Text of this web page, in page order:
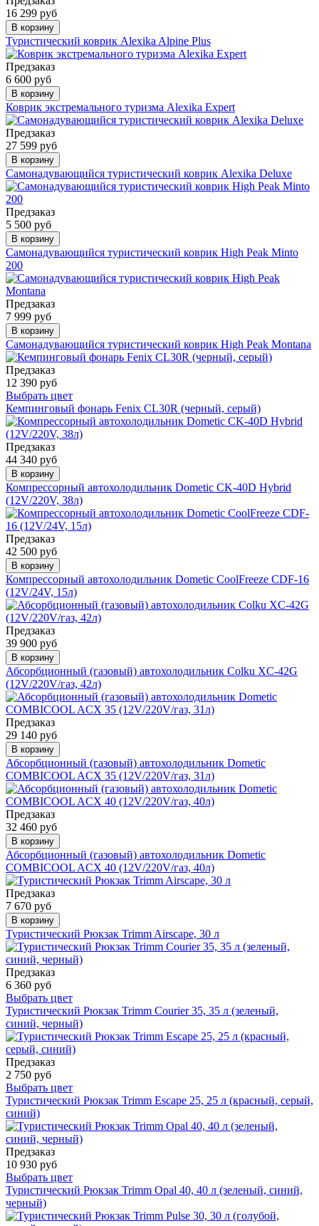
16 299 руб
В корзину
Туристический коврик Alexika Alpine Plus
Предзаказ
6 600 руб
В корзину
Коврик экстремального туризма Alexika Expert
Предзаказ
27 599 руб
В корзину
Самонадувающийся туристический коврик Alexika Deluxe
Предзаказ
5 500 руб
В корзину
Самонадувающийся туристический коврик High Peak Minto
200
Предзаказ
7 999 руб
В корзину
Самонадувающийся туристический коврик High Peak Montana
Предзаказ
12 390 руб
Выбрать цвет
Кемпинговый фонарь Fenix CL30R (черный, серый)
Предзаказ
44 340 руб
В корзину
Компрессорный автохолодильник Dometic CK-40D Hybrid
(12V/220V, 38л)
Предзаказ
42 500 руб
В корзину
Компрессорный автохолодильник Dometic CoolFreeze CDF-16
(12V/24V, 15л)
Предзаказ
39 900 руб
В корзину
Абсорбционный (газовый) автохолодильник Colku XC-42G
(12V/220V/газ, 42л)
Предзаказ
29 140 руб
В корзину
Абсорбционный (газовый) автохолодильник Dometic
COMBICOOL ACX 35 (12V/220V/газ, 31л)
Предзаказ
32 460 руб
В корзину
Абсорбционный (газовый) автохолодильник Dometic
COMBICOOL ACX 40 (12V/220V/газ, 40л)
Предзаказ
7 670 руб
В корзину
Туристический Рюкзак Trimm Airscape, 30 л
Предзаказ
6 360 руб
Выбрать цвет
Туристический Рюкзак Trimm Courier 35, 35 л (зеленый,
синий, черный)
Предзаказ
2 750 руб
Выбрать цвет
Туристический Рюкзак Trimm Escape 25, 25 л (красный, серый,
синий)
Предзаказ
10 930 руб
Выбрать цвет
Туристический Рюкзак Trimm Opal 40, 40 л (зеленый, синий,
черный)